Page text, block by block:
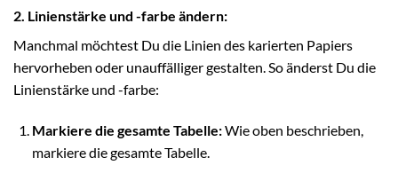
2. Linienstärke und -farbe ändern:
Manchmal möchtest Du die Linien des karierten Papiers
hervorheben oder unauffälliger gestalten. So änderst Du die
Linienstärke und -farbe:
Markiere die gesamte Tabelle:Wie oben beschrieben,
markiere die gesamte Tabelle.